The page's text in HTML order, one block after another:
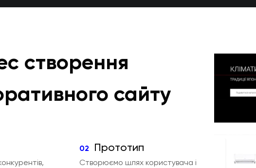
створення
сайту
02 Прототип
Створюємо шлях користувача і